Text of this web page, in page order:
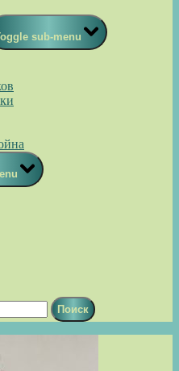
sub-menu